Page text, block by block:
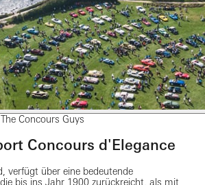
Concours Guys
Concours d'Elegance
verfügt über eine bedeutende
bis ins Jahr 1900 zurückreicht, als mit